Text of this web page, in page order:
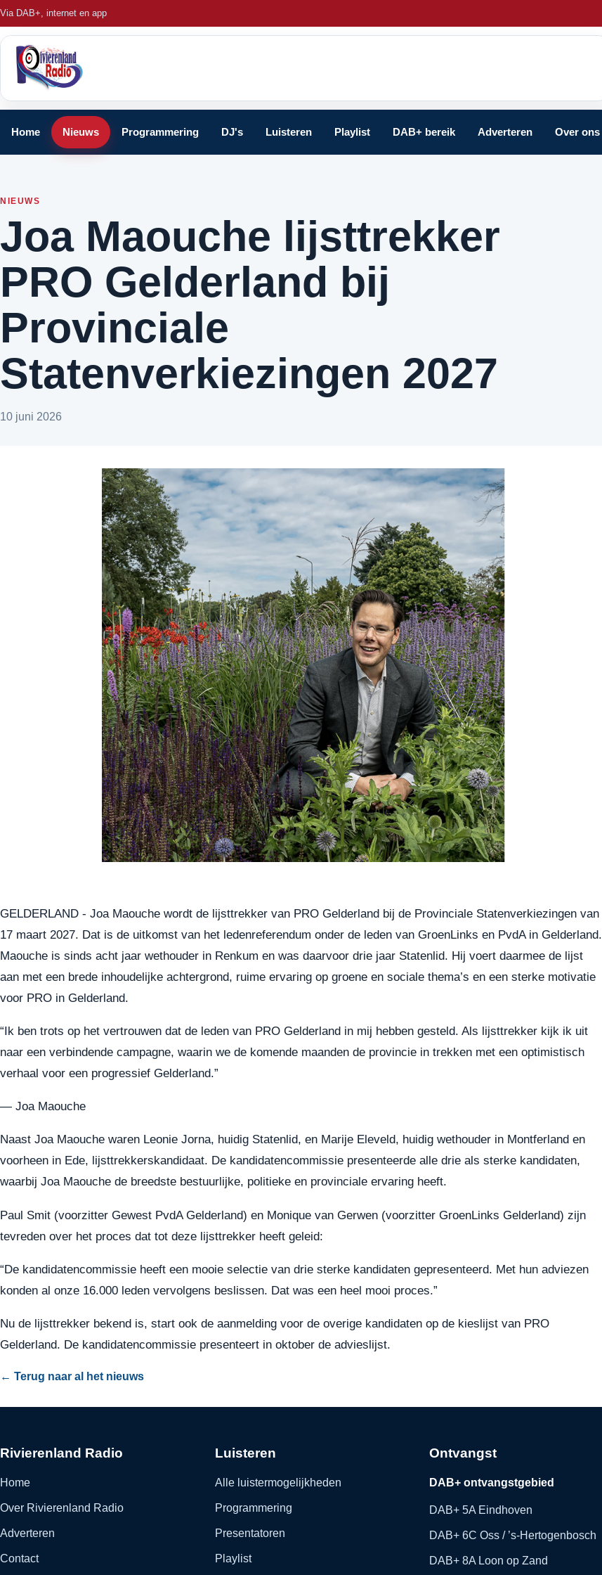
Via DAB+, internet en app
Home Nieuws Programmering DJ's Luisteren Playlist DAB+ bereik Adverteren Over ons
NIEUWS
Joa Maouche lijsttrekker
PRO Gelderland bij
Provinciale
Statenverkiezingen 2027
10 juni 2026
GELDERLAND - Joa Maouche wordt de lijsttrekker van PRO Gelderland bij de Provinciale Statenverkiezingen van
17 maart 2027. Dat is de uitkomst van het ledenreferendum onder de leden van GroenLinks en PvdA in Gelderland.
Maouche is sinds acht jaar wethouder in Renkum en was daarvoor drie jaar Statenlid. Hij voert daarmee de lijst
aan met een brede inhoudelijke achtergrond, ruime ervaring op groene en sociale thema’s en een sterke motivatie
voor PRO in Gelderland.
“Ik ben trots op het vertrouwen dat de leden van PRO Gelderland in mij hebben gesteld. Als lijsttrekker kijk ik uit
naar een verbindende campagne, waarin we de komende maanden de provincie in trekken met een optimistisch
verhaal voor een progressief Gelderland.”
— Joa Maouche
Naast Joa Maouche waren Leonie Jorna, huidig Statenlid, en Marije Eleveld, huidig wethouder in Montferland en
voorheen in Ede, lijsttrekkerskandidaat. De kandidatencommissie presenteerde alle drie als sterke kandidaten,
waarbij Joa Maouche de breedste bestuurlijke, politieke en provinciale ervaring heeft.
Paul Smit (voorzitter Gewest PvdA Gelderland) en Monique van Gerwen (voorzitter GroenLinks Gelderland) zijn
tevreden over het proces dat tot deze lijsttrekker heeft geleid:
“De kandidatencommissie heeft een mooie selectie van drie sterke kandidaten gepresenteerd. Met hun adviezen
konden al onze 16.000 leden vervolgens beslissen. Dat was een heel mooi proces.”
Nu de lijsttrekker bekend is, start ook de aanmelding voor de overige kandidaten op de kieslijst van PRO
Gelderland. De kandidatencommissie presenteert in oktober de advieslijst.
← Terug naar al het nieuws
Rivierenland Radio
Home
Over Rivierenland Radio
Adverteren
Contact
Luisteren
Alle luistermogelijkheden
Programmering
Presentatoren
Playlist
Ontvangst
DAB+ ontvangstgebied
DAB+ 5A Eindhoven
DAB+ 6C Oss / ’s-Hertogenbosch
DAB+ 8A Loon op Zand